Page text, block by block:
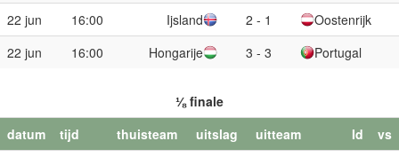
22 jun
16:00 Ijsland 2 - 1
Oostenrijk
22 jun
16:00 Hongarije 3 - 3 Portugal
⅛ finale
datum
tijd thuisteam uitslag uitteam Id
vs